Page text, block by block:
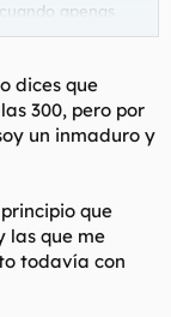
apenas
y tenía
como que me
lo mismo y
el folleteo
ligar y tener
y es lo que
se puede
de verdad.
dices que
300, pero por
un inmaduro y
que
las que me
todavía con